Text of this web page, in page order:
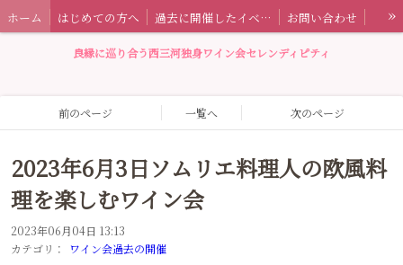
ホーム はじめての方へ 過去に開催したイベント情報
お問い合わせ
セレンディピティとは
特定商取引法に基づく表記 ワイン会ブログ
»
良縁に巡り合う西三河独身ワイン会セレンディピティ
前のページ 一覧へ 次のページ
2023年6月3日ソムリエ料理人の欧風料
理を楽しむワイン会
2023年06月04日 13:13
カテゴリ：
ワイン会過去の開催